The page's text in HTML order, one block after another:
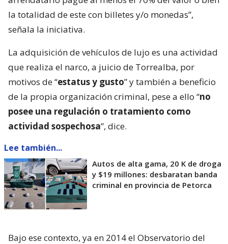
la totalidad de este con billetes y/o monedas”,
señala la iniciativa.
La adquisición de vehículos de lujo es una actividad
que realiza el narco, a juicio de Torrealba, por
motivos de “estatus y gusto” y también a beneficio
de la propia organización criminal, pese a ello “no
posee una regulación o tratamiento como
actividad sospechosa”, dice.
Lee también...
Autos de alta gama, 20 K de droga
y $19 millones: desbaratan banda
criminal en provincia de Petorca
Bajo ese contexto, ya en 2014 el Observatorio del